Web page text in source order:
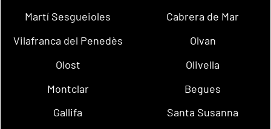
Martí Sesgueioles
Cabrera de Mar
Vilafranca del Penedès
Olvan
Olost
Olivella
Montclar
Begues
Gallifa
Santa Susanna